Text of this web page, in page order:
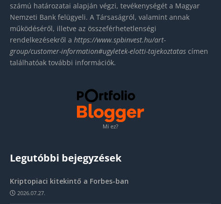
számú határozatai alapján végzi, tevékenységét a Magyar
Nemzeti Bank felügyeli. A Társaságról, valamint annak
működéséről, illetve az összeférhetetlenségi
rendelkezésekről a https://www.spbinvest.hu/art-
group/customer-information#ugyletek-elotti-tajekoztatas címen
találhatóak további információk.
Mi ez?
Legutóbbi bejegyzések
Kriptopiaci kitekintő a Forbes-ban
2026.07.27.